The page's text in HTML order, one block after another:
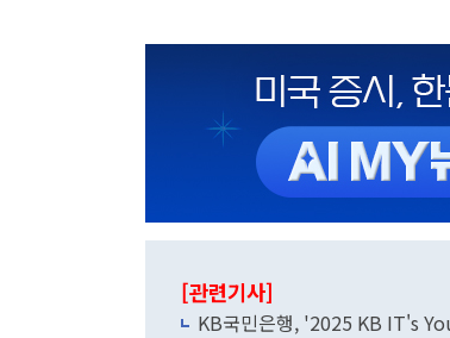
[관련기사]
KB국민은행, '2025 KB IT's